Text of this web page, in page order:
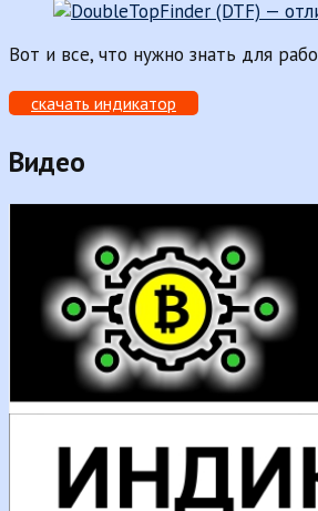
Вот и все, что нужно знать для
скачать индикатор
Видео